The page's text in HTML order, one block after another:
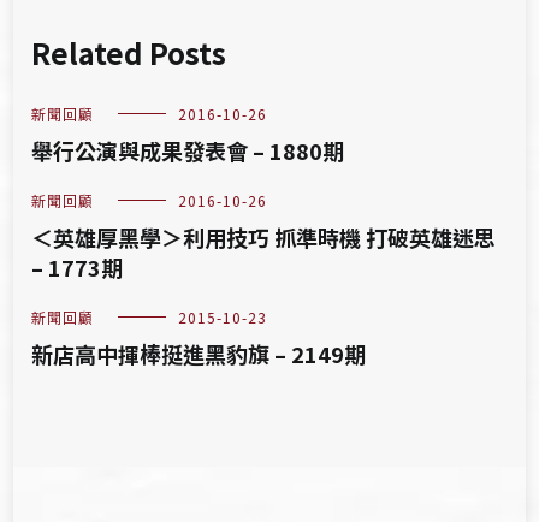
Related Posts
新聞回顧 2016-10-26
舉行公演與成果發表會 – 1880期
新聞回顧 2016-10-26
＜英雄厚黑學＞利用技巧 抓準時機 打破英雄迷思
– 1773期
新聞回顧 2015-10-23
新店高中揮棒挺進黑豹旗 – 2149期